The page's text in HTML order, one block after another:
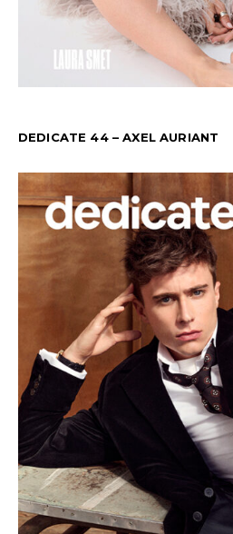
DEDICATE 44 – AXEL AURIANT